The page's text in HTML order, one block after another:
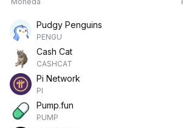
Pudgy Penguins
PENGU
Cash Cat
CASHCAT
Pi Network
PI
Pump.fun
PUMP